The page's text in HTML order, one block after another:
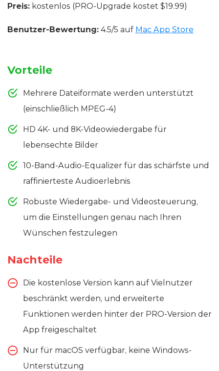
Preis: kostenlos (PRO-Upgrade kostet $19.99)
Benutzer-Bewertung: 4.5/5 auf Mac App Store
Vorteile
Mehrere Dateiformate werden unterstützt
(einschließlich MPEG-4)
HD 4K- und 8K-Videowiedergabe für
lebensechte Bilder
10-Band-Audio-Equalizer für das schärfste und
raffinierteste Audioerlebnis
Robuste Wiedergabe- und Videosteuerung,
um die Einstellungen genau nach Ihren
Wünschen festzulegen
Nachteile
Die kostenlose Version kann auf Vielnutzer
beschränkt werden, und erweiterte
Funktionen werden hinter der PRO-Version der
App freigeschaltet
Nur für macOS verfügbar, keine Windows-
Unterstützung